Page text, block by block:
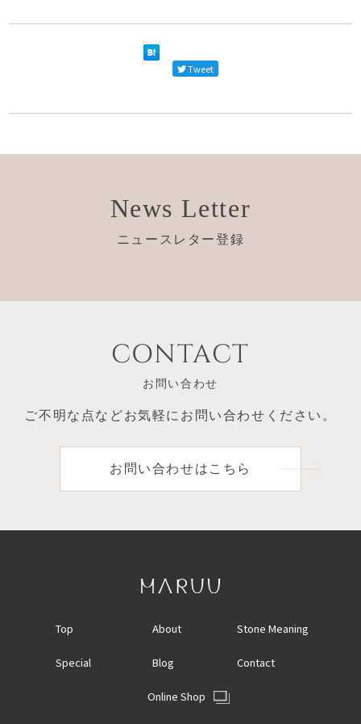
Tweet
News Letter
ニュースレター登録
CONTACT
お問い合わせ
ご不明な点などお気軽にお問い合わせください。
お問い合わせはこちら
Top About Stone Meaning
Special Blog Contact
Online Shop